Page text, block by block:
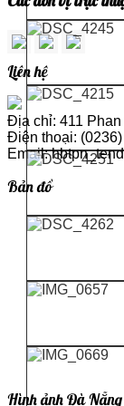
Liên hệ
Địa chỉ: 411
Điện thoại:
Email:
Bản đồ
Hình ảnh Đà Nẵng